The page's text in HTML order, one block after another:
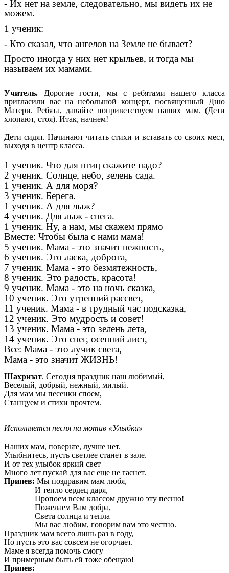
- Их нет на земле, следовательно, мы видеть их не
можем.
1 ученик:
- Кто сказал, что ангелов на Земле не бывает?
Просто иногда у них нет крыльев, и тогда мы
называем их мамами.
Учитель. Дорогие гости, мы с ребятами нашего класса
пригласили вас на небольшой концерт, посвященный Дню
Матери. Ребята, давайте поприветствуем наших мам. (Дети
хлопают, стоя). Итак, начнем!
Дети сидят. Начинают читать стихи и вставать со своих мест,
выходя в центр класса.
1 ученик. Что для птиц скажите надо?
2 ученик. Солнце, небо, зелень сада.
1 ученик. А для моря?
3 ученик. Берега.
1 ученик. А для лыж?
4 ученик. Для лыж - снега.
1 ученик. Ну, а нам, мы скажем прямо
Вместе: Чтобы была с нами мама!
5 ученик. Мама - это значит нежность,
6 ученик. Это ласка, доброта,
7 ученик. Мама - это безмятежность,
8 ученик. Это радость, красота!
9 ученик. Мама - это на ночь сказка,
10 ученик. Это утренний рассвет,
11 ученик. Мама - в трудный час подсказка,
12 ученик. Это мудрость и совет!
13 ученик. Мама - это зелень лета,
14 ученик. Это снег, осенний лист,
Все: Мама - это лучик света,
Мама - это значит ЖИЗНЬ!
Шахризат. Сегодня праздник наш любимый,
Веселый, добрый, нежный, милый.
Для мам мы песенки споем,
Станцуем и стихи прочтем.
Исполняется песня на мотив «Улыбки»
Наших мам, поверьте, лучше нет.
Улыбнитесь, пусть светлее станет в зале.
И от тех улыбок яркий свет
Много лет пускай для вас еще не гаснет.
Припев: Мы поздравим мам любя,
И тепло сердец даря,
Пропоем всем классом дружно эту песню!
Пожелаем Вам добра,
Света солнца и тепла
Мы вас любим, говорим вам это честно.
Праздник мам всего лишь раз в году,
Но пусть это вас совсем не огорчает.
Маме я всегда помочь смогу
И примерным быть ей тоже обещаю!
Припев: